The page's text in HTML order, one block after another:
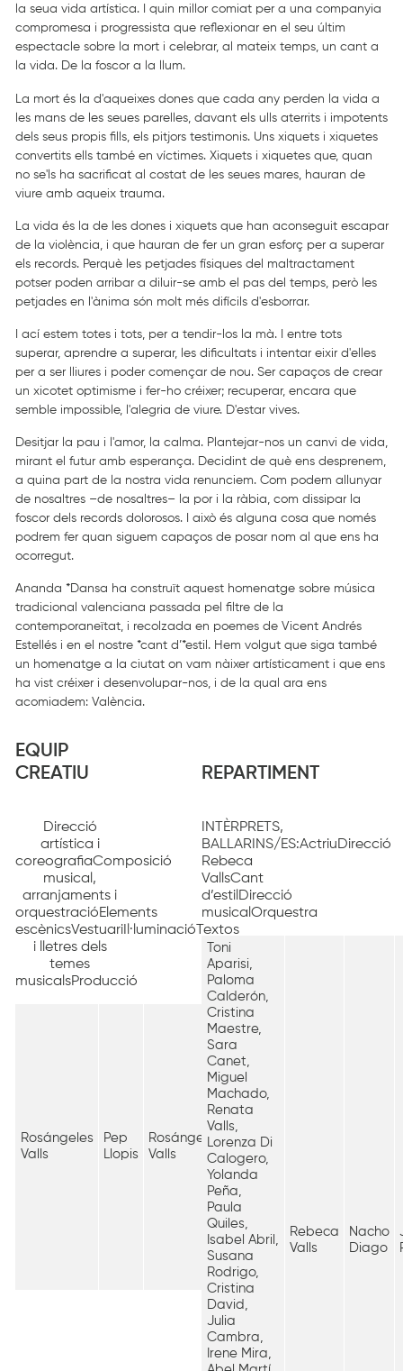
la seua vida artística. I quin millor comiat per a una companyia
compromesa i progressista que reflexionar en el seu últim
espectacle sobre la mort i celebrar, al mateix temps, un cant a
la vida. De la foscor a la llum.
La mort és la d'aqueixes dones que cada any perden la vida a
les mans de les seues parelles, davant els ulls aterrits i impotents
dels seus propis fills, els pitjors testimonis. Uns xiquets i xiquetes
convertits ells també en víctimes. Xiquets i xiquetes que, quan
no se'ls ha sacrificat al costat de les seues mares, hauran de
viure amb aqueix trauma.
La vida és la de les dones i xiquets que han aconseguit escapar
de la violència, i que hauran de fer un gran esforç per a superar
els records. Perquè les petjades físiques del maltractament
potser poden arribar a diluir-se amb el pas del temps, però les
petjades en l'ànima són molt més difícils d'esborrar.
I ací estem totes i tots, per a tendir-los la mà. I entre tots
superar, aprendre a superar, les dificultats i intentar eixir d'elles
per a ser lliures i poder començar de nou. Ser capaços de crear
un xicotet optimisme i fer-ho créixer; recuperar, encara que
semble impossible, l'alegria de viure. D'estar vives.
Desitjar la pau i l'amor, la calma. Plantejar-nos un canvi de vida,
mirant el futur amb esperança. Decidint de què ens desprenem,
a quina part de la nostra vida renunciem. Com podem allunyar
de nosaltres –de nosaltres– la por i la ràbia, com dissipar la
foscor dels records dolorosos. I això és alguna cosa que només
podrem fer quan siguem capaços de posar nom al que ens ha
ocorregut.
Ananda *Dansa ha construït aquest homenatge sobre música
tradicional valenciana passada pel filtre de la
contemporaneïtat, i recolzada en poemes de Vicent Andrés
Estellés i en el nostre *cant d’*estil. Hem volgut que siga també
un homenatge a la ciutat on vam nàixer artísticament i que ens
ha vist créixer i desenvolupar-nos, i de la qual ara ens
acomiadem: València.
EQUIP
CREATIU
Direcció
artística i
coreografiaComposició
musical,
arranjaments i
orquestracióElements
escènicsVestuariIl·luminacióTextos
i lletres dels
temes
musicalsProducció
Rosángeles
Valls
Pep
Llopis
Rosángeles
Valls
Pascual
Peris
REPARTIMENT
INTÈRPRETS,
BALLARINS/ES:ActriuDirecció
Rebeca
VallsCant
d’estilDirecció
musicalOrquestra
Toni
Aparisi,
Paloma
Calderón,
Cristina
Maestre,
Sara
Canet,
Miguel
Machado,
Renata
Valls,
Lorenza Di
Calogero,
Yolanda
Peña,
Paula
Quiles,
Isabel Abril,
Susana
Rodrigo,
Cristina
David,
Julia
Cambra,
Irene Mira,
Rebeca
Valls
Nacho
Diago